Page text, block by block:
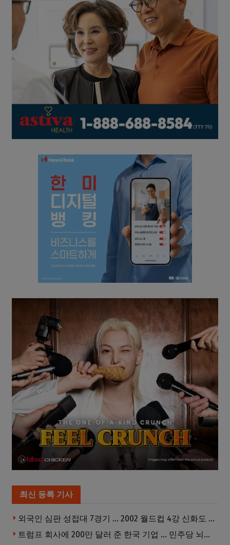
최신 등록 기사
외국인 심판 성접대 7경기 … 2002 월드컵 4강 신화도 흔들
트럼프 회사에 200만 달러 준 한국 기업 … 민주당 뇌물의혹 조사